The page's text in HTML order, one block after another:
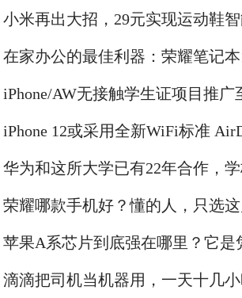
的首选
小米再出大招，29元实现运动鞋智
耐克怎么活
在家办公的最佳利器：荣耀笔记
iPhone/AW无接触学生证项目推广
iPhone 12或采用全新WiFi标准
升？
华为和这所大学已有22年合作，
强，毕业生质量高
荣耀哪款手机好？懂的人，只选这
游戏全面碾压同价位
苹果A系芯片到底强在哪里？它是
骁龙和华为的？
滴滴把司机当机器用，一天十几